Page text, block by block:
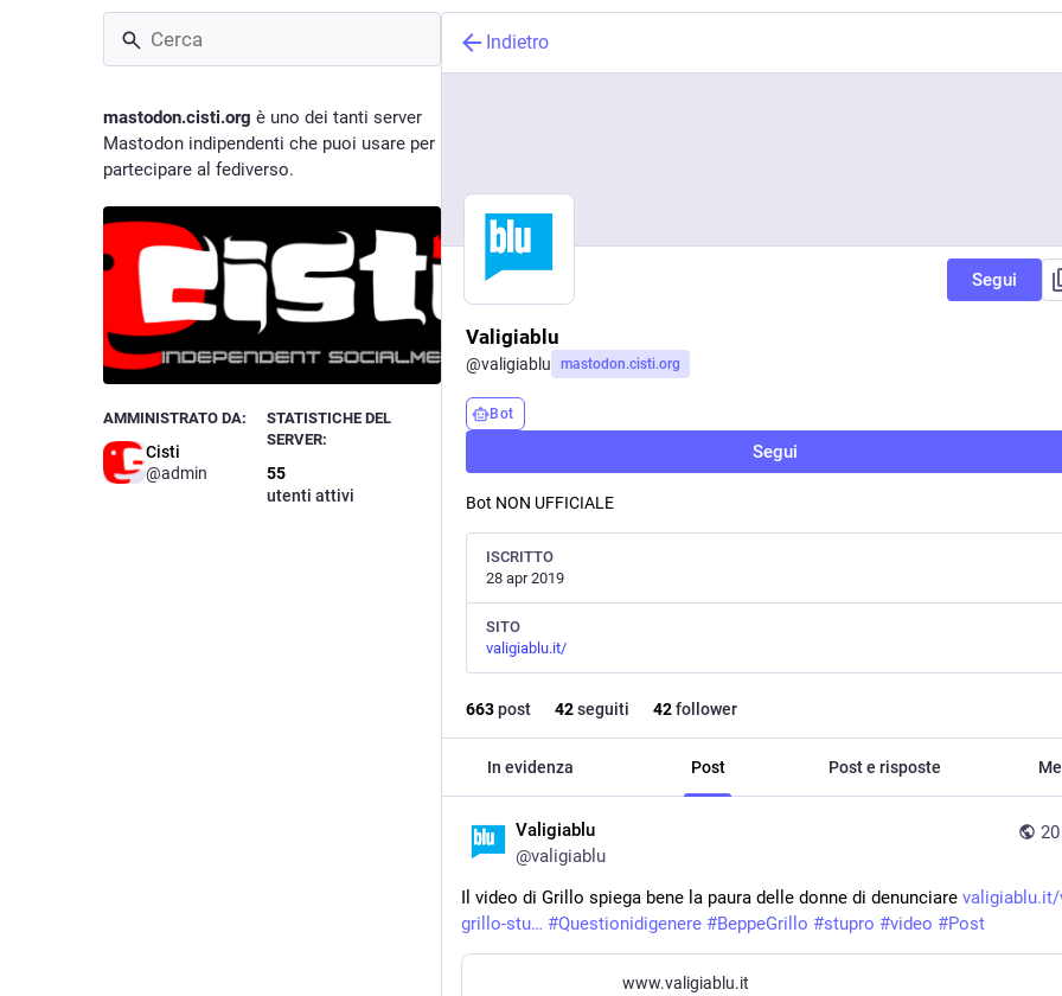
mastodon.cisti.org è uno dei tanti server
Mastodon indipendenti che puoi usare per
partecipare al fediverso.
AMMINISTRATO DA:
Cisti
@admin
STATISTICHE DEL
SERVER:
55
utenti attivi
Indietro
Segui
Valigiablu
@valigiablu mastodon.cisti.org
Bot
Segui
Bot NON UFFICIALE
ISCRITTO
28 apr 2019
SITO
valigiablu.it/
663post 42seguiti 42follower
In evidenza Post Post e risposte
Valigiablu
@valigiablu
Il video di Grillo spiega bene la paura delle donne di denunciare valigiablu.it/
grillo-stu
#Questionidigenere #BeppeGrillo #stupro #video #Post
www.valigiablu.it